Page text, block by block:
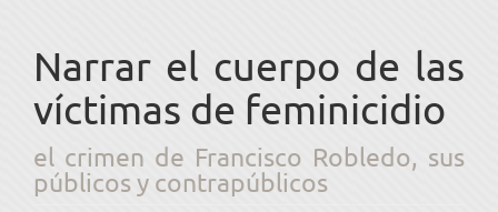
Narrar el cuerpo de las
víctimas de feminicidio
el crimen de Francisco Robledo, sus
públicos y contrapúblicos